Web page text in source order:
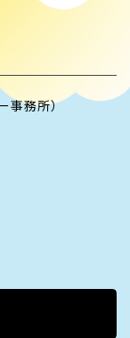
事務所）